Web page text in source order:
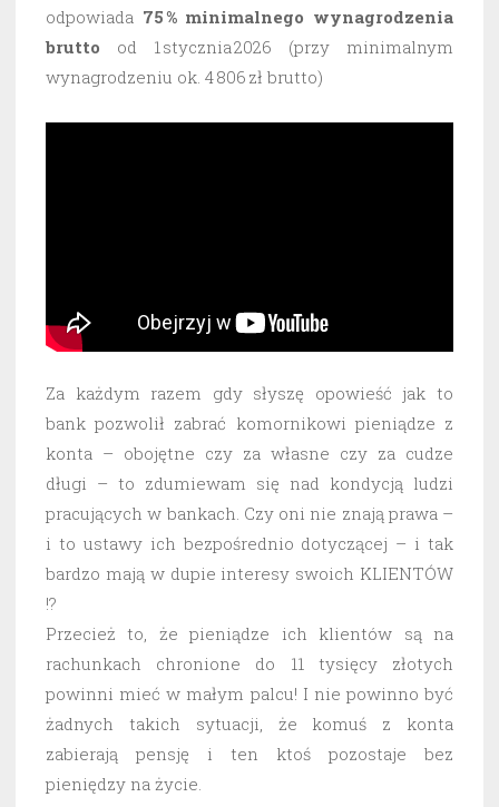
odpowiada 75 % minimalnego wynagrodzenia
brutto od 1 stycznia 2026 (przy minimalnym
wynagrodzeniu ok. 4 806 zł brutto)
Za każdym razem gdy słyszę opowieść jak to
bank pozwolił zabrać komornikowi pieniądze z
konta – obojętne czy za własne czy za cudze
długi – to zdumiewam się nad kondycją ludzi
pracujących w bankach. Czy oni nie znają prawa –
i to ustawy ich bezpośrednio dotyczącej – i tak
bardzo mają w dupie interesy swoich KLIENTÓW
!?
Przecież to, że pieniądze ich klientów są na
rachunkach chronione do 11 tysięcy złotych
powinni mieć w małym palcu! I nie powinno być
żadnych takich sytuacji, że komuś z konta
zabierają pensję i ten ktoś pozostaje bez
pieniędzy na życie.